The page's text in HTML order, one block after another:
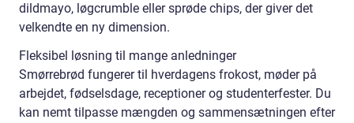
dildmayo, løgcrumble eller sprøde chips, der giver det
velkendte en ny dimension.
Fleksibel løsning til mange anledninger
Smørrebrød fungerer til hverdagens frokost, møder på
arbejdet, fødselsdage, receptioner og studenterfester. Du
kan nemt tilpasse mængden og sammensætningen efter